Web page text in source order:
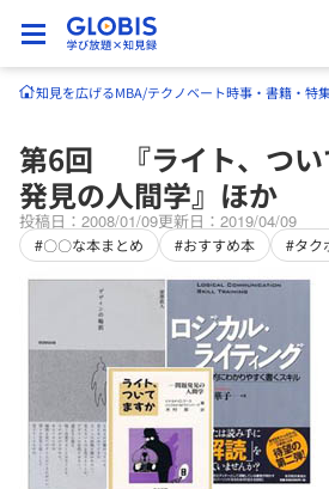
知見を広げるMBA/テクノベート時事・書籍・特
第6回 『ライト、つい
発見の人間学』ほか
投稿日：2008/01/09更新日：2019/04/09
#〇〇な本まとめ #おすすめ本 #タク